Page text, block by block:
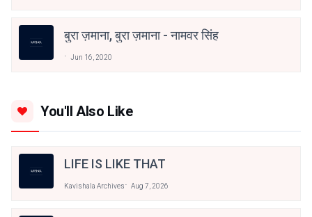
बुरा ज़माना, बुरा ज़माना - नामवर सिंह
Jun 16, 2020
You'll Also Like
LIFE IS LIKE THAT
Kavishala Archives Aug 7, 2026